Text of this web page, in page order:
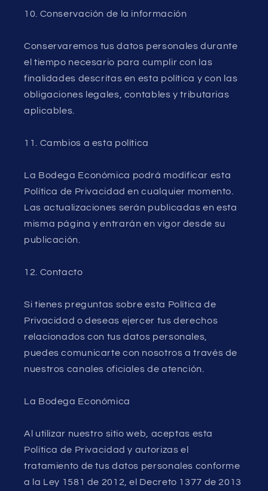
10. Conservación de la información
Conservaremos tus datos personales durante
el tiempo necesario para cumplir con las
finalidades descritas en esta política y con las
obligaciones legales, contables y tributarias
aplicables.
11. Cambios a esta política
La Bodega Económica podrá modificar esta
Política de Privacidad en cualquier momento.
Las actualizaciones serán publicadas en esta
misma página y entrarán en vigor desde su
publicación.
12. Contacto
Si tienes preguntas sobre esta Política de
Privacidad o deseas ejercer tus derechos
relacionados con tus datos personales,
puedes comunicarte con nosotros a través de
nuestros canales oficiales de atención.
La Bodega Económica
Al utilizar nuestro sitio web, aceptas esta
Política de Privacidad y autorizas el
tratamiento de tus datos personales conforme
a la Ley 1581 de 2012, el Decreto 1377 de 2013